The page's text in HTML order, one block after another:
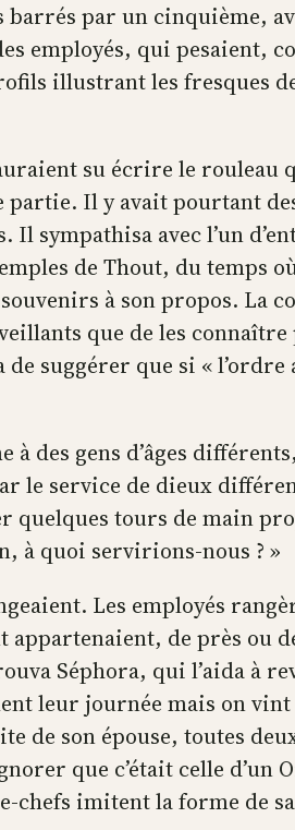
par un cinquième,
employés, qui
illustrant les fresques
su écrire le
partie. Il y avait pourtant
sympathisa avec l’un
de Thout, du temps
à son propos. La
que de les
suggérer que si «
à des gens d’âges
service de dieux
tours de main
à quoi servirions-nous ? »
Les employés
de près ou
Séphora, qui l’aida à
leur journée mais on
de son épouse, toutes
que c’était celle d’un
imitent la forme de